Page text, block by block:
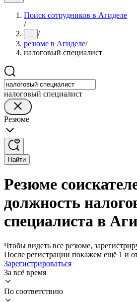
Поиск сотрудников в Агиделе
/
... /
резюме в Агиделе/
налоговый специалист
налоговый специалист
Резюме
Найти
Резюме
должность
специалиста в
Чтобы видеть все резюме,
После регистрации покажем ещё 1 и
Зарегистрироваться
За всё время
По соответствию